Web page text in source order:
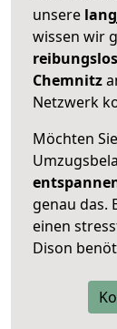
unsere
wissen wir
Chemnitz
Netzwerk
Möchten
genau das.
einen
Dison